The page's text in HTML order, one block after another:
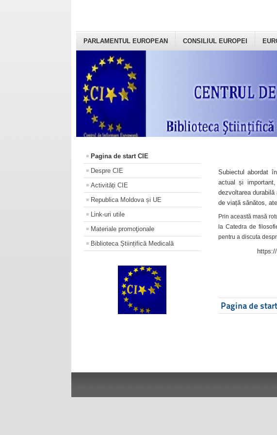
PARLAMENTUL EUROPEAN CONSILIUL EUROPEI
Pagina de start CIE
Despre CIE
Activități CIE
Republica Moldova și UE
Link-uri utile
Materiale promoţionale
Biblioteca Științifică Medicală
Subiectul abordat
actual și
dezvoltarea
de viață sănătos,
Prin această masă
la Catedra de
pentru a discuta
Pagina de